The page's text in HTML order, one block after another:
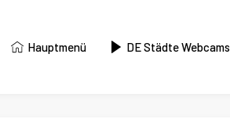
Hauptmenü DE Städte Webcams